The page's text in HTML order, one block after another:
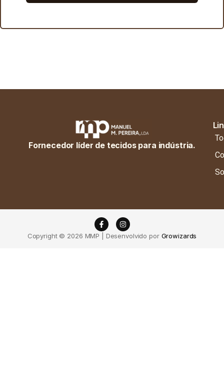
Fornecedor líder de tecidos para indústria.
Copyright © 2026 MMP | Desenvolvido por Growizards